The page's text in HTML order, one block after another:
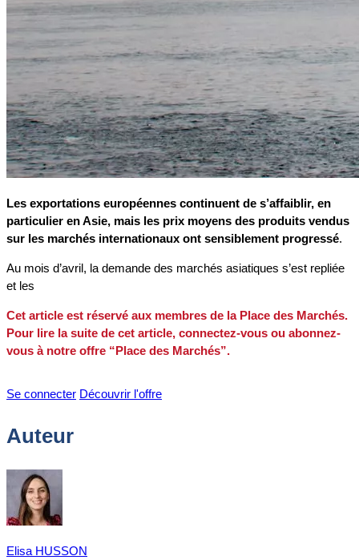
Les exportations européennes continuent de s’affaiblir, en
particulier en Asie, mais les prix moyens des produits vendus
sur les marchés internationaux ont sensiblement progressé.
Au mois d’avril, la demande des marchés asiatiques s’est repliée
et les
Cet article est réservé aux membres de la Place des Marchés.
Pour lire la suite de cet article, connectez-vous ou abonnez-
vous à notre offre “Place des Marchés”.
Se connecter Découvrir l'offre
Auteur
Elisa HUSSON